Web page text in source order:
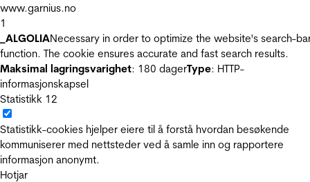
www.garnius.no
1
_ALGOLIANecessary in order to optimize the website's search-
function. The cookie ensures accurate and fast search results.
Maksimal lagringsvarighet: 180 dagerType: HTTP-
informasjonskapsel
Statistikk 12
Statistikk-cookies hjelper eiere til å forstå hvordan besøkende
kommuniserer med nettsteder ved å samle inn og rapportere
informasjon anonymt.
Hotjar